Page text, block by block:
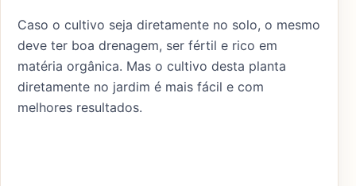
Caso o cultivo seja diretamente no solo, o mesmo
deve ter boa drenagem, ser fértil e rico em
matéria orgânica. Mas o cultivo desta planta
diretamente no jardim é mais fácil e com
melhores resultados.